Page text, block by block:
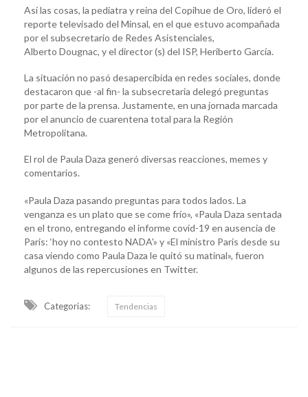
Así las cosas, la pediatra y reina del Copihue de Oro, lideró el
reporte televisado del Minsal, en el que estuvo acompañada
por el subsecretario de Redes Asistenciales,
Alberto Dougnac, y el director (s) del ISP, Heriberto García.
La situación no pasó desapercibida en redes sociales, donde
destacaron que -al fin- la subsecretaria delegó preguntas
por parte de la prensa. Justamente, en una jornada marcada
por el anuncio de cuarentena total para la Región
Metropolitana.
El rol de Paula Daza generó diversas reacciones, memes y
comentarios.
«Paula Daza pasando preguntas para todos lados. La
venganza es un plato que se come frío», «Paula Daza sentada
en el trono, entregando el informe covid-19 en ausencia de
Paris: ‘hoy no contesto NADA'» y «El ministro Paris desde su
casa viendo como Paula Daza le quitó su matinal», fueron
algunos de las repercusiones en Twitter.
Categorias: Tendencias